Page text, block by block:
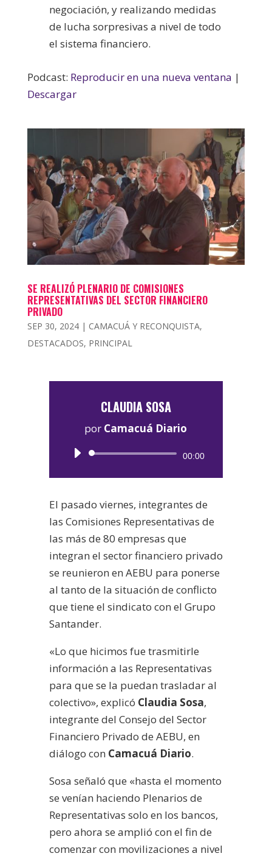
negociación, y realizando medidas
de lucha sorpresivas a nivel de todo
el sistema financiero.
Podcast: Reproducir en una nueva ventana |
Descargar
SE REALIZÓ PLENARIO DE COMISIONES
REPRESENTATIVAS DEL SECTOR FINANCIERO
PRIVADO
SEP 30, 2024| CAMACUÁ Y RECONQUISTA,
DESTACADOS, PRINCIPAL
CLAUDIA SOSA
por Camacuá Diario
Reproductor
00:00
El pasado viernes, integrantes de
las Comisiones Representativas de
las más de 80 empresas que
integran el sector financiero privado
se reunieron en AEBU para ponerse
al tanto de la situación de conflicto
que tiene el sindicato con el Grupo
Santander.
«Lo que hicimos fue trasmitirle
información a las Representativas
para que se la puedan trasladar al
colectivo», explicó Claudia Sosa,
integrante del Consejo del Sector
Financiero Privado de AEBU, en
diálogo con Camacuá Diario.
Sosa señaló que «hasta el momento
se venían haciendo Plenarios de
Representativas solo en los bancos,
pero ahora se amplió con el fin de
comenzar con movilizaciones a nivel